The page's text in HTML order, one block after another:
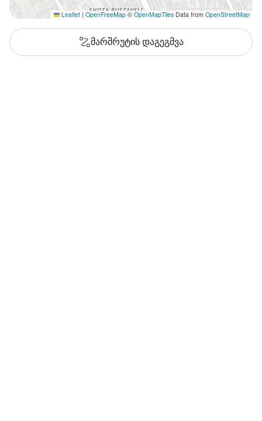
Leaflet | OpenFreeMap© OpenMapTiles Data from OpenStreetMap
მარშრუტის დაგეგმვა